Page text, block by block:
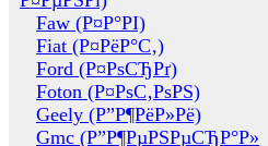
Faw (Р¤Р°РІ)
Fiat (Р¤РёР°С‚)
Ford (Р¤РѕСЂРґ)
Foton (Р¤РѕС‚РѕРЅ)
Geely (Р”Р¶РёР»Рё)
Gmc (Р”Р¶РµРЅРµСЂР°Р»